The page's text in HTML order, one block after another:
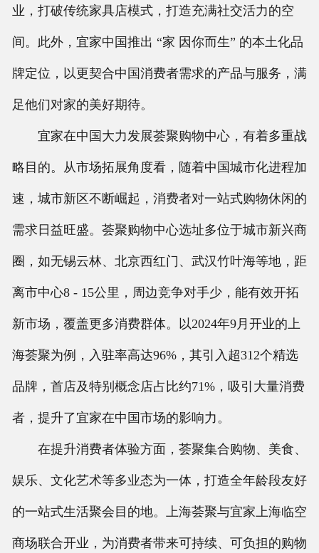
业，打破传统家具店模式，打造充满社交活力的空
间。此外，宜家中国推出 “家 因你而生” 的本土化品
牌定位，以更契合中国消费者需求的产品与服务，满
足他们对家的美好期待。
宜家在中国大力发展荟聚购物中心，有着多重战
略目的。从市场拓展角度看，随着中国城市化进程加
速，城市新区不断崛起，消费者对一站式购物休闲的
需求日益旺盛。荟聚购物中心选址多位于城市新兴商
圈，如无锡云林、北京西红门、武汉竹叶海等地，距
离市中心8 - 15公里，周边竞争对手少，能有效开拓
新市场，覆盖更多消费群体。以2024年9月开业的上
海荟聚为例，入驻率高达96%，其引入超312个精选
品牌，首店及特别概念店占比约71%，吸引大量消费
者，提升了宜家在中国市场的影响力。
在提升消费者体验方面，荟聚集合购物、美食、
娱乐、文化艺术等多业态为一体，打造全年龄段友好
的一站式生活聚会目的地。上海荟聚与宜家上海临空
商场联合开业，为消费者带来可持续、可负担的购物